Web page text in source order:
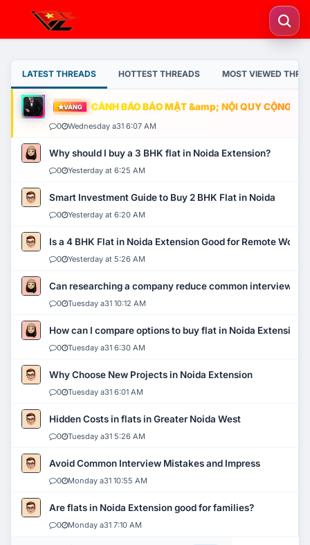
LATEST THREADS HOTTEST THREADS MOST VIEWED
VÀNG CẢNH BÁO BẢO MẬT &amp; NỘI QUY CỘNG
0 Wednesday a31 6:07 AM
Why should I buy a 3 BHK flat in Noida Extension?
0 Yesterday at 6:25 AM
Smart Investment Guide to Buy 2 BHK Flat in Noida
0 Yesterday at 6:20 AM
Is a 4 BHK Flat in Noida Extension Good for Remote Work?
0 Yesterday at 5:26 AM
Can researching a company reduce common interview
0 Tuesday a31 10:12 AM
How can I compare options to buy flat in Noida Extension?
0 Tuesday a31 6:30 AM
Why Choose New Projects in Noida Extension
0 Tuesday a31 6:01 AM
Hidden Costs in flats in Greater Noida West
0 Tuesday a31 5:26 AM
Avoid Common Interview Mistakes and Impress
0 Monday a31 10:55 AM
Are flats in Noida Extension good for families?
0 Monday a31 7:10 AM